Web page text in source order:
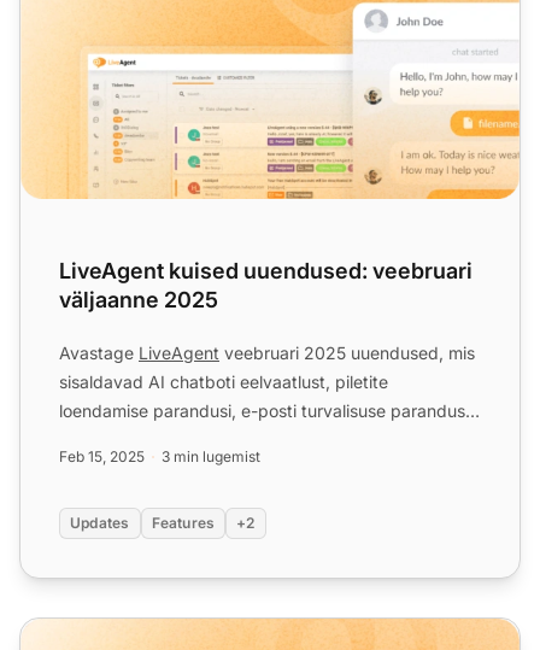
LiveAgent kuised uuendused: veebruari
väljaanne 2025
Avastage LiveAgent veebruari 2025 uuendused, mis
sisaldavad AI chatboti eelvaatlust, piletite
loendamise parandusi, e-posti turvalisuse parandusi
Feb 15, 2025 3 min lugemist
Updates Features +2
LiveAgent kuised uuendused: jaanuar 2025